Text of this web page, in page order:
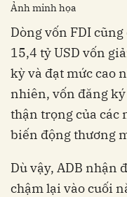
Ảnh minh họa
Dòng vốn FDI
15,4 tỷ USD vốn
kỳ và đạt mức cao
nhiên, vốn đăng
thận trọng của các
biến động thương
Dù vậy, ADB nhận
chậm lại vào cuối